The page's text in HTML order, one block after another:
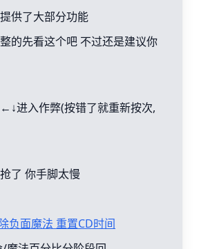
供了大部分功能
的先看这个吧 不过还是建议你
进入作弊(按错了就重新按次,
了 你手脚太慢
负面魔法 重置CD时间